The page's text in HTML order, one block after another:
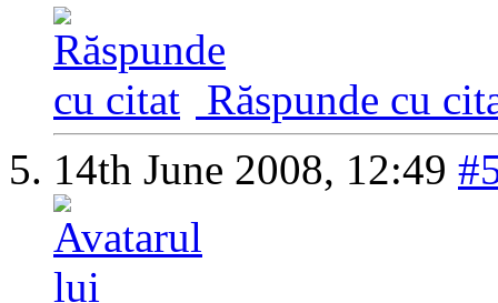
Răspunde cu
14th June 2008, 12:49